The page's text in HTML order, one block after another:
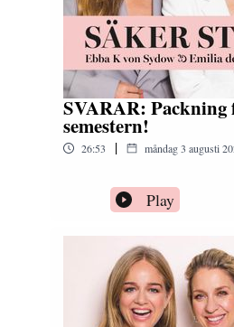
SVARAR:
semestern!
26:53 | måndag 3 augusti
Play